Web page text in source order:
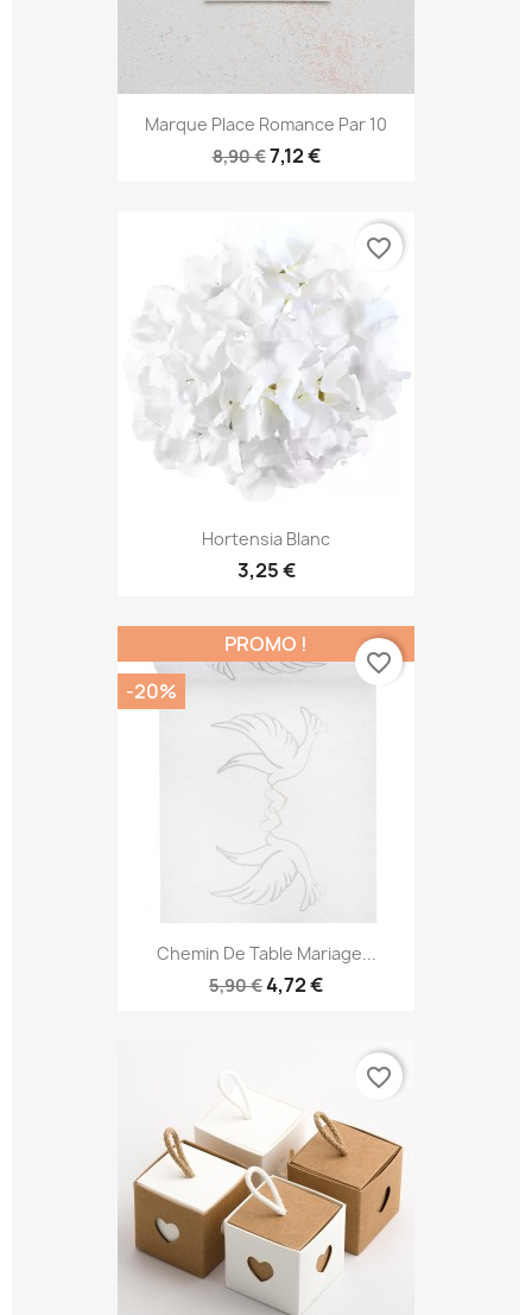
Marque Place Romance Par 10
8,90 €7,12 €
Hortensia Blanc
3,25 €
favorite_border
Chemin De Table Mariage...
5,90 €4,72 €
PROMO !
-20%
favorite_border
favorite_border